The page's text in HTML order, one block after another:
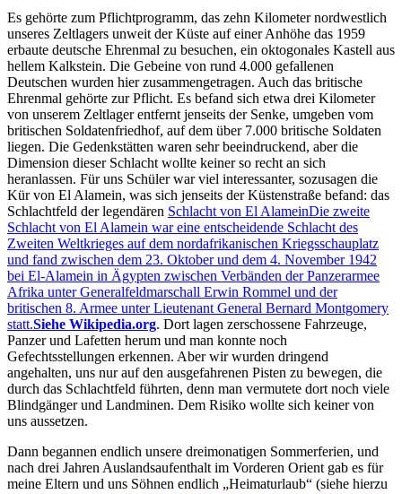
Es gehörte zum Pflichtprogramm, das zehn Kilometer nordwestlich
unseres Zeltlagers unweit der Küste auf einer Anhöhe das 1959
erbaute deutsche Ehrenmal zu besuchen, ein oktogonales Kastell aus
hellem Kalkstein. Die Gebeine von rund 4.000 gefallenen
Deutschen wurden hier zusammengetragen. Auch das britische
Ehrenmal gehörte zur Pflicht. Es befand sich etwa drei Kilometer
von unserem Zeltlager entfernt jenseits der Senke, umgeben vom
britischen Soldatenfriedhof, auf dem über 7.000 britische Soldaten
liegen. Die Gedenkstätten waren sehr beeindruckend, aber die
Dimension dieser Schlacht wollte keiner so recht an sich
heranlassen. Für uns Schüler war viel interessanter, sozusagen die
Kür von El Alamein, was sich jenseits der Küstenstraße befand: das
Schlachtfeld der legendären Schlacht von El AlameinDie zweite
Schlacht von El Alamein war eine entscheidende Schlacht des
Zweiten Weltkrieges auf dem nordafrikanischen Kriegsschauplatz
und fand zwischen dem 23. Oktober und dem 4. November 1942
bei El-Alamein in Ägypten zwischen Verbänden der Panzerarmee
Afrika unter Generalfeldmarschall Erwin Rommel und der
britischen 8. Armee unter Lieutenant General Bernard Montgomery
statt.Siehe Wikipedia.org. Dort lagen zerschossene Fahrzeuge,
Panzer und Lafetten herum und man konnte noch
Gefechtsstellungen erkennen. Aber wir wurden dringend
angehalten, uns nur auf den ausgefahrenen Pisten zu bewegen, die
durch das Schlachtfeld führten, denn man vermutete dort noch viele
Blindgänger und Landminen. Dem Risiko wollte sich keiner von
uns aussetzen.
Dann begannen endlich unsere dreimonatigen Sommerferien, und
nach drei Jahren Auslandsaufenthalt im Vorderen Orient gab es für
meine Eltern und uns Söhnen endlich
Heimaturlaub
(siehe hierzu